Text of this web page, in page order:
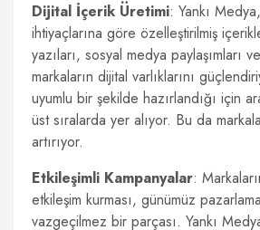
Dijital İçerik Üretimi: Yankı
ihtiyaçlarına göre özelleştirilmiş
yazıları, sosyal medya paylaşımları
markaların dijital varlıklarını
uyumlu bir şekilde hazırlandığı için
üst sıralarda yer alıyor. Bu da
artırıyor.
Etkileşimli Kampanyalar:
etkileşim kurması, günümüz
vazgeçilmez bir parçası. Yankı